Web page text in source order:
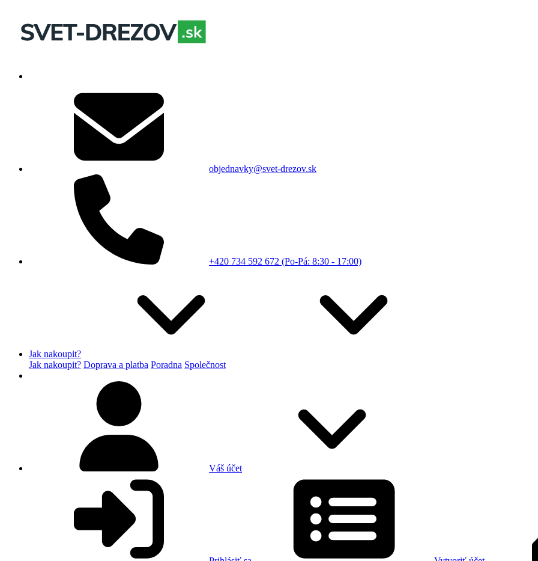
objednavky@svet-drezov.sk
+420 734 592 672 (Po-Pá: 8:30 - 17:00)
Jak nakoupit?
Jak nakoupit? Doprava a platba Poradna Společnost
Váš účet